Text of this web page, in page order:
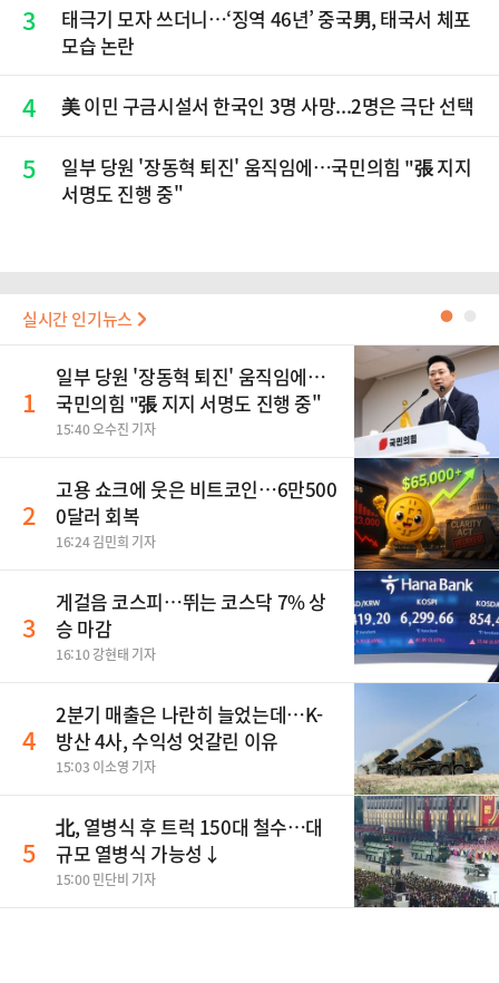
3
태극기 모자 쓰더니…‘징역 46년’ 중국男, 태국서 체포
모습 논란
4 美 이민 구금시설서 한국인 3명 사망...2명은 극단 선택
5
일부 당원 '장동혁 퇴진' 움직임에…국민의힘 "張 지지
서명도 진행 중"
실시간 인기뉴스 ●
1
일부 당원 '장동혁 퇴진' 움직임에…
국민의힘 "張 지지 서명도 진행 중"
15:40 오수진 기자
2
고용 쇼크에 웃은 비트코인…6만500
0달러 회복
16:24 김민희 기자
3
게걸음 코스피…뛰는 코스닥 7% 상
승 마감
16:10 강현태 기자
4
2분기 매출은 나란히 늘었는데…K-
방산 4사, 수익성 엇갈린 이유
15:03 이소영 기자
5
北, 열병식 후 트럭 150대 철수…대
규모 열병식 가능성↓
15:00 민단비 기자